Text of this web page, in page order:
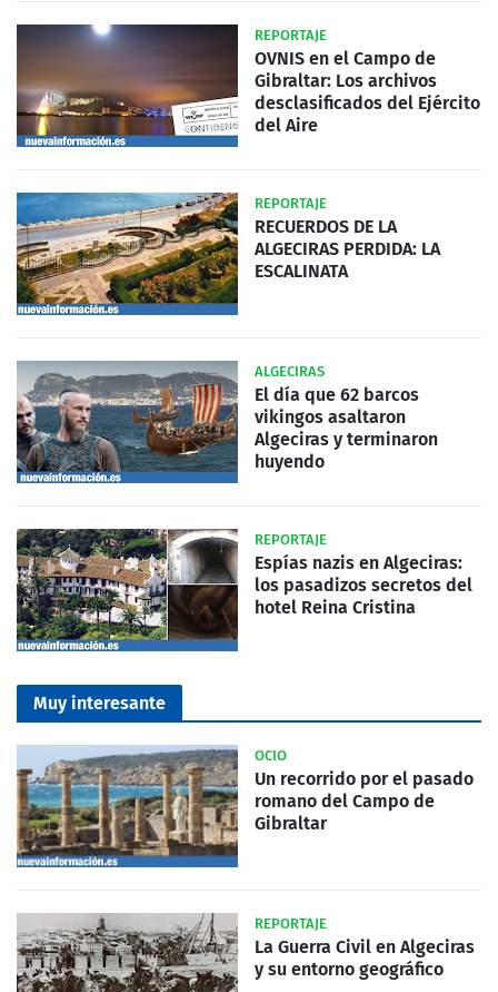
REPORTAJE
OVNIS en el Campo de
Gibraltar: Los archivos
desclasificados del Ejército
del Aire
REPORTAJE
RECUERDOS DE LA
ALGECIRAS PERDIDA: LA
ESCALINATA
ALGECIRAS
El día que 62 barcos
vikingos asaltaron
Algeciras y terminaron
huyendo
REPORTAJE
Espías nazis en Algeciras:
los pasadizos secretos del
hotel Reina Cristina
Muy interesante
OCIO
Un recorrido por el pasado
romano del Campo de
Gibraltar
REPORTAJE
La Guerra Civil en Algeciras
y su entorno geográfico